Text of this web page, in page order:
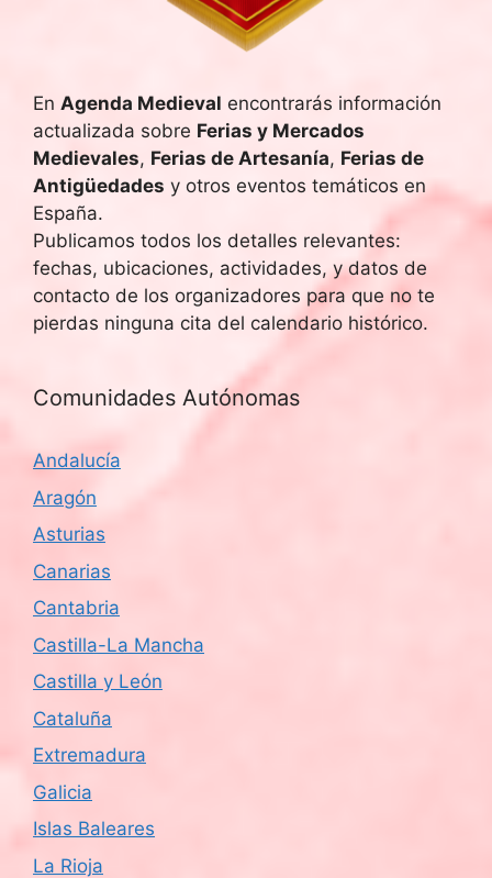
En Agenda Medieval encontrarás información
actualizada sobre Ferias y Mercados
Medievales, Ferias de Artesanía, Ferias de
Antigüedades y otros eventos temáticos en
España.
Publicamos todos los detalles relevantes:
fechas, ubicaciones, actividades, y datos de
contacto de los organizadores para que no te
pierdas ninguna cita del calendario histórico.
Comunidades Autónomas
Andalucía
Aragón
Asturias
Canarias
Cantabria
Castilla-La Mancha
Castilla y León
Cataluña
Extremadura
Galicia
Islas Baleares
La Rioja